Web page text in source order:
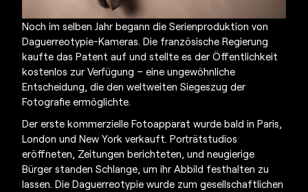
Noch im selben Jahr begann die Serienproduktion von
Daguerreotypie-Kameras. Die französische Regierung
kaufte das Patent auf und stellte es der Öffentlichkeit
kostenlos zur Verfügung – eine ungewöhnliche
Entscheidung, die den weltweiten Siegeszug der
Fotografie ermöglichte.
Dererste kommerzielle Fotoapparat wurde bald in Paris,
London und New York verkauft. Porträtstudios
eröffneten, Zeitungen berichteten, und neugierige
Bürger standen Schlange, um ihr Abbild festhalten zu
lassen. Die Daguerreotypie wurde zum gesellschaftlichen